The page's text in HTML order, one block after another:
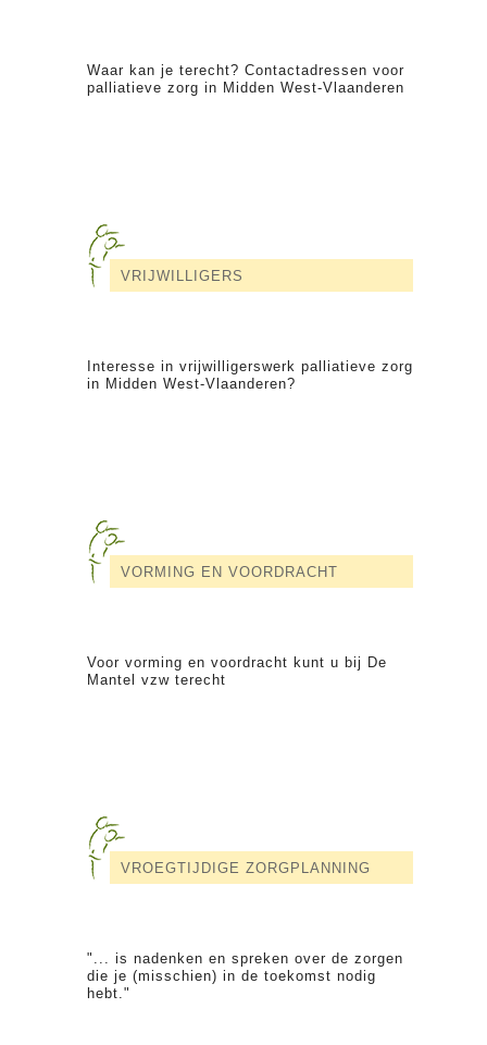
Waar kan je terecht? Contactadressen voor
palliatieve zorg in Midden West-Vlaanderen
VRIJWILLIGERS
Interesse in vrijwilligerswerk palliatieve zorg
in Midden West-Vlaanderen?
VORMING EN VOORDRACHT
Voor vorming en voordracht kunt u bij De
Mantel vzw terecht
VROEGTIJDIGE ZORGPLANNING
"... is nadenken en spreken over de zorgen
die je (misschien) in de toekomst nodig
hebt."